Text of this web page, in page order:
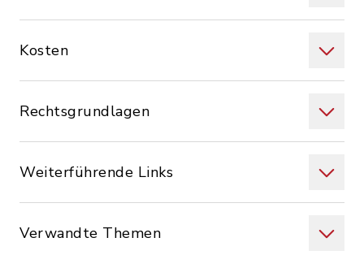
Kosten
Rechtsgrundlagen
Weiterführende Links
Verwandte Themen